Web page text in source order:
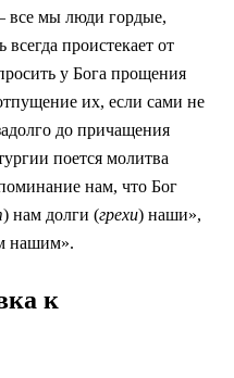
все мы люди гордые,
проистекает от
у Бога прощения
их, если сами не
до причащения
поется молитва
нам, что Бог
) нам долги (грехи) наши»,
нашим».
к